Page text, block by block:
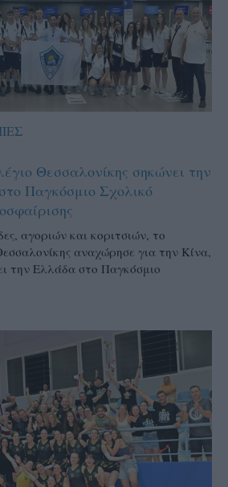
Θεσσαλονίκης σηκώνει την
Παγκόσμιο Σχολικό
αγοριών και κοριτσιών, το
αναχώρησε για την Κίνα,
την Ελλάδα στο Παγκόσμιο